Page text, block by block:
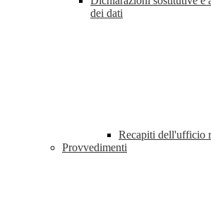
dei dati
Recapiti dell'ufficio
Provvedimenti